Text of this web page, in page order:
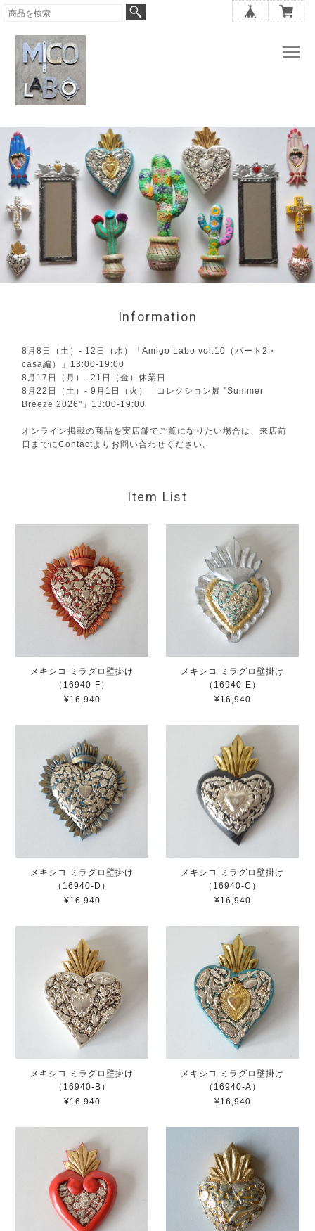
Information
8月8日（土）- 12日（水）「Amigo Labo vol.10（パート2・
casa編）」13:00-19:00
8月17日（月）- 21日（金）休業日
8月22日（土）- 9月1日（火）「コレクション展 "Summer
Breeze 2026"」13:00-19:00
オンライン掲載の商品を実店舗でご覧になりたい場合は、来店前
日までにContactよりお問い合わせください。
Item List
メキシコ ミラグロ壁掛け
（16940-F）
¥16,940
メキシコ ミラグロ壁掛け
（16940-E）
¥16,940
メキシコ ミラグロ壁掛け
（16940-D）
¥16,940
メキシコ ミラグロ壁掛け
（16940-C）
¥16,940
メキシコ ミラグロ壁掛け
（16940-B）
¥16,940
メキシコ ミラグロ壁掛け
（16940-A）
¥16,940